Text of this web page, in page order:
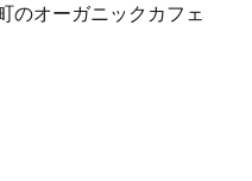
のオーガニックカフェ